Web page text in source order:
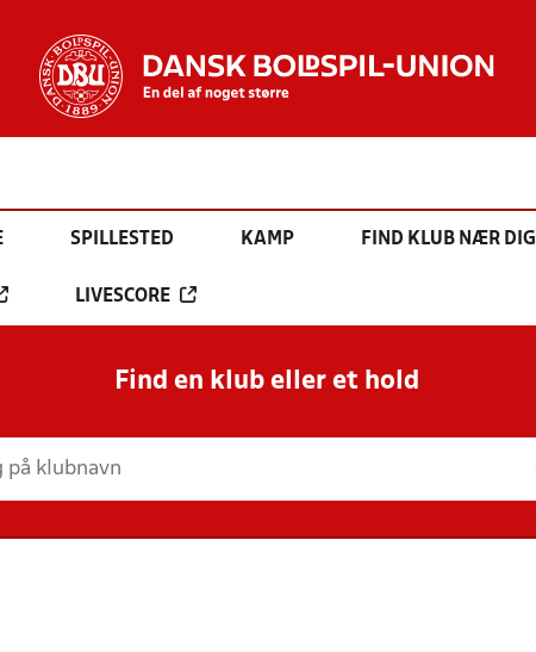
SPILLESTED KAMP FIND KLUB NÆR DIG
LIVESCORE
Find en klub eller et hold